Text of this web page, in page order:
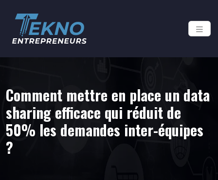
Comment mettre en place un data
sharing efficace qui réduit de
50% les demandes inter-équipes
?